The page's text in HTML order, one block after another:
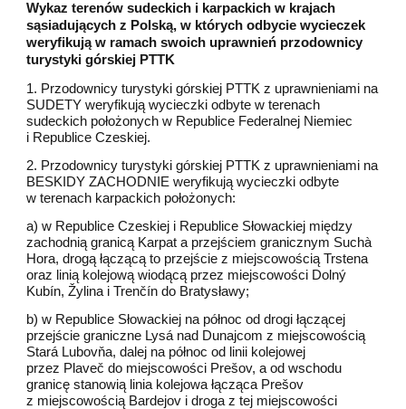
Wykaz terenów sudeckich i karpackich w krajach
sąsiadujących z Polską, w których odbycie wycieczek
weryfikują w ramach swoich uprawnień przodownicy
turystyki górskiej PTTK
1. Przodownicy turystyki górskiej PTTK z uprawnieniami na
SUDETY weryfikują wycieczki odbyte w terenach
sudeckich położonych w Republice Federalnej Niemiec
i Republice Czeskiej.
2. Przodownicy turystyki górskiej PTTK z uprawnieniami na
BESKIDY ZACHODNIE weryfikują wycieczki odbyte
w terenach karpackich położonych:
a) w Republice Czeskiej i Republice Słowackiej między
zachodnią granicą Karpat a przejściem granicznym Suchà
Hora, drogą łączącą to przejście z miejscowością Trstena
oraz linią kolejową wiodącą przez miejscowości Dolný
Kubín, Žylina i Trenčín do Bratysławy;
b) w Republice Słowackiej na północ od drogi łączącej
przejście graniczne Lysá nad Dunajcom z miejscowością
Stará Lubovňa, dalej na północ od linii kolejowej
przez Plaveč do miejscowości Prešov, a od wschodu
granicę stanowią linia kolejowa łącząca Prešov
z miejscowością Bardejov i droga z tej miejscowości